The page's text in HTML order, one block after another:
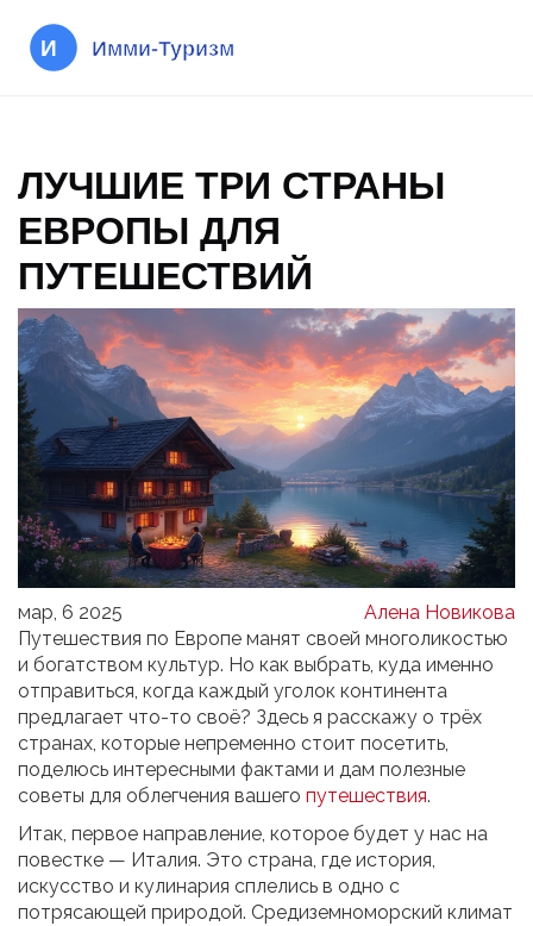
ЛУЧШИЕ ТРИ СТРАНЫ
ЕВРОПЫ ДЛЯ
ПУТЕШЕСТВИЙ
мар, 6 2025
Алена Новикова
Путешествия по Европе манят своей многоликостью
и богатством культур. Но как выбрать, куда именно
отправиться, когда каждый уголок континента
предлагает что-то своё? Здесь я расскажу о трёх
странах, которые непременно стоит посетить,
поделюсь интересными фактами и дам полезные
советы для облегчения вашего путешествия.
Итак, первое направление, которое будет у нас на
повестке — Италия. Это страна, где история,
искусство и кулинария сплелись в одно с
потрясающей природой. Средиземноморский климат